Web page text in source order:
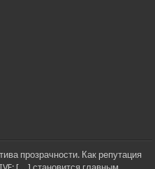
прозрачности. Как репутация